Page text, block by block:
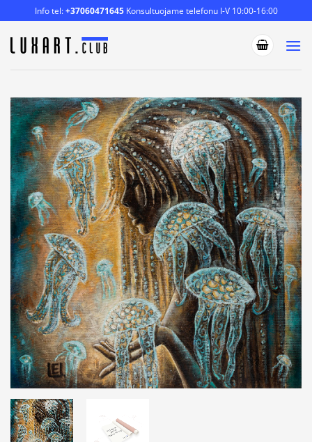
to
content
Info tel:+37060471645Konsultuojame telefonu I-V 10:00-16:00